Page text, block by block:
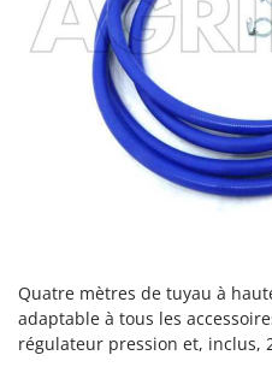
Wortex
Worx
Yard Force
Zodiac
Zomax
Quatre mètres de tuyau à
adaptable à tous les
régulateur pression et, inclus,